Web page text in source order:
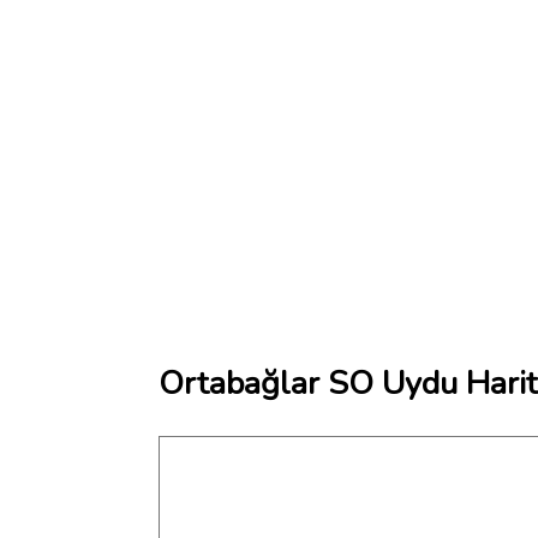
Ortabağlar SO Uydu